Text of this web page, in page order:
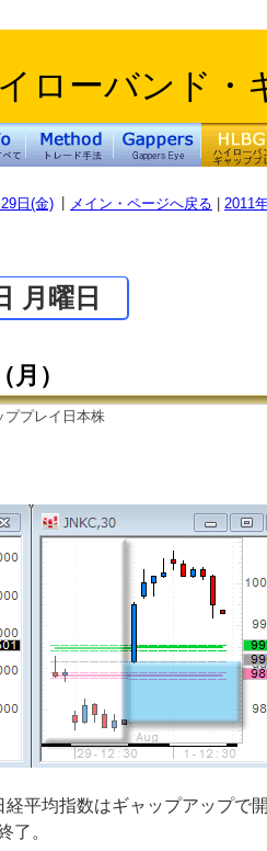
ローバンド・
日(金) メイン・ページへ戻る 2011
月曜日
）
ププレイ日本株
平均指数はギャップアップで
了。